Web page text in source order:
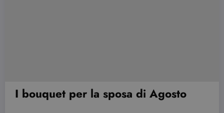
I bouquet per la sposa di Agosto